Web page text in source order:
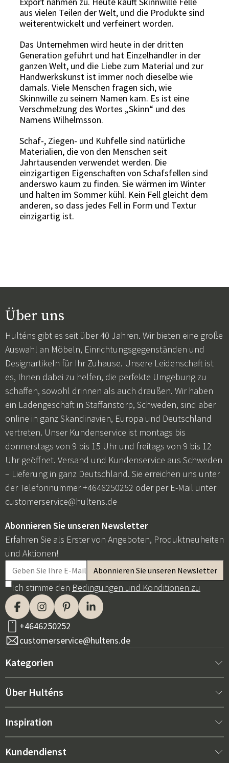
aus vielen Teilen der Welt, und die Produkte sind
weiterentwickelt und verfeinert worden.
Das Unternehmen wird heute in der dritten
Generation geführt und hat Einzelhändler in der
ganzen Welt, und die Liebe zum Material und zur
Handwerkskunst ist immer noch dieselbe wie
damals. Viele Menschen fragen sich, wie
Skinnwille zu seinem Namen kam. Es ist eine
Verschmelzung des Wortes „Skinn“ und des
Namens Wilhelmsson.
Schaf-, Ziegen- und Kuhfelle sind natürliche
Materialien, die von den Menschen seit
Jahrtausenden verwendet werden. Die
einzigartigen Eigenschaften von Schafsfellen sind
anderswo kaum zu finden. Sie wärmen im Winter
und halten im Sommer kühl. Kein Fell gleicht dem
anderen, so dass jedes Fell in Form und Textur
einzigartig ist.
Über uns
Hulténs gibt es seit über 40 Jahren. Wir bieten eine große
Auswahl an Möbeln, Einrichtungsgegenständen und
Designartikeln für Ihr Zuhause. Unsere Leidenschaft ist
es, Ihnen dabei zu helfen, die perfekte Umgebung zu
schaffen, sowohl drinnen als auch draußen. Wir haben
ein Ladengeschäft in Staffanstorp, Schweden, sind aber
online in ganz Skandinavien, Europa und Deutschland
vertreten. Unser Kundenservice ist montags bis
donnerstags von 9 bis 15 Uhr und freitags von 9 bis 12
Uhr geöffnet. Versand und Kundenservice aus Schweden
– Lieferung in ganz Deutschland. Sie erreichen uns unter
der Telefonnummer +4646250252 oder per E-Mail unter
customerservice@hultens.de
Abonnieren Sie unseren Newsletter
Erfahren Sie als Erster von Angeboten, Produktneuheiten
und Aktionen!
Ich stimme den Bedingungen und Konditionen zu
+4646250252
customerservice@hultens.de
Kategorien
Neu bei uns
Innenausstattung
Über Hulténs
Über Hulténs
Inspiration
Bestseller
Kundendienst